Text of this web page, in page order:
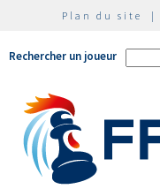
Plan du site |
Rechercher un joueur